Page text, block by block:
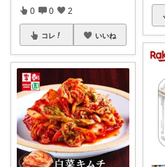
0 0 2
コレ いいね